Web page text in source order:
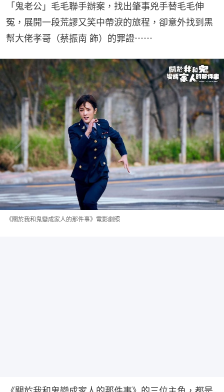
「鬼老公」毛毛聯手辦案，找出肇事兇手替毛毛伸
冤，展開一段荒謬又笑中帶淚的旅程，卻意外找到黑
幫大佬孝哥（蔡振南 飾）的罪證⋯⋯
《關於我和鬼變成家人的那件事》電影劇照